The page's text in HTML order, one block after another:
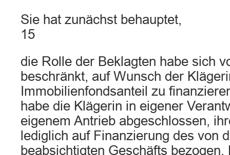
Sie hat zunächst behauptet,
15
die Rolle der Beklagten habe sich
beschränkt, auf Wunsch der
Immobilienfondsanteil zu
habe die Klägerin in eigener
eigenem Antrieb abgeschlossen,
lediglich auf Finanzierung des von
beabsichtigten Geschäfts